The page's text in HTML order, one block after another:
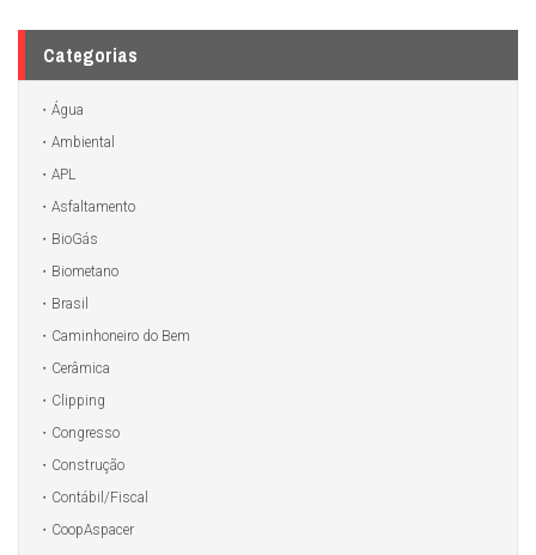
Categorias
Água
Ambiental
APL
Asfaltamento
BioGás
Biometano
Brasil
Caminhoneiro do Bem
Cerâmica
Clipping
Congresso
Construção
Contábil/Fiscal
CoopAspacer